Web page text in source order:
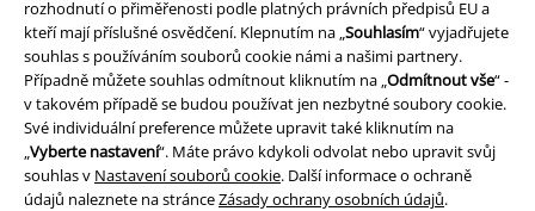
rozhodnutí o přiměřenosti podle platných právních předpisů EU a
kteří mají příslušné osvědčení. Klepnutím na „Souhlasím“ vyjadřujete
souhlas s používáním souborů cookie námi a našimi partnery.
Případně můžete souhlas odmítnout kliknutím na „Odmítnout vše“ -
v takovém případě se budou používat jen nezbytné soubory cookie.
Své individuální preference můžete upravit také kliknutím na
„Vyberte nastavení“. Máte právo kdykoli odvolat nebo upravit svůj
souhlas v Nastavení souborů cookie. Další informace o ochraně
údajů naleznete na stránceZásady ochrany osobních údajů.
Podmínky
Prohlášení
Ochrana osobních údajů
Likvidace odpadu a ochrana životního prostředí